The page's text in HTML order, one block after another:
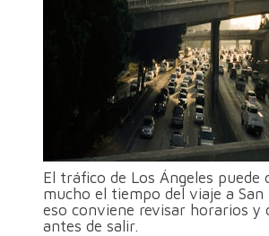
El tráfico de Los Ángeles puede
mucho el tiempo del viaje a
eso conviene revisar horarios y
antes de salir.